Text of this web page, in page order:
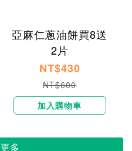
亞麻仁蔥油餅買8送
2片
NT$430
NT$600
加入購物車
多